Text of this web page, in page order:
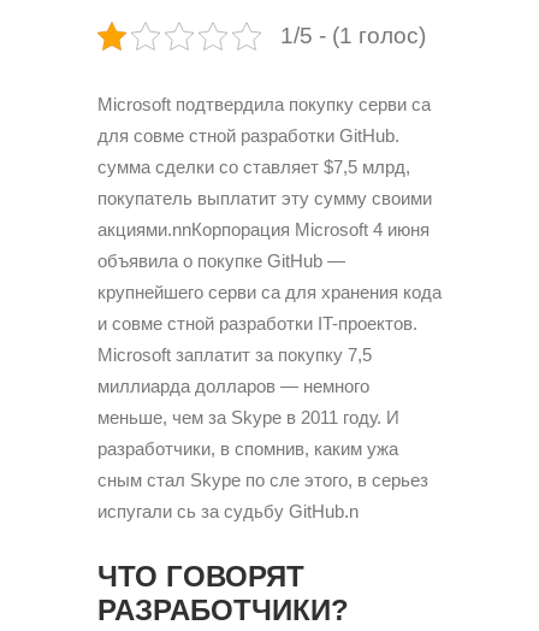
1/5 - (1 голос)
Microsoft подтвердила покупку серви са
для совме стной разработки GitHub.
сумма сделки со ставляет $7,5 млрд,
покупатель выплатит эту сумму своими
акциями.nnКорпорация Microsoft 4 июня
объявила о покупке GitHub —
крупнейшего серви са для хранения кода
и совме стной разработки IT-проектов.
Microsoft заплатит за покупку 7,5
миллиарда долларов — немного
меньше, чем за Skype в 2011 году. И
разработчики, в спомнив, каким ужа
сным стал Skype по сле этого, в серьез
испугали сь за судьбу GitHub.n
ЧТО ГОВОРЯТ
РАЗРАБОТЧИКИ?